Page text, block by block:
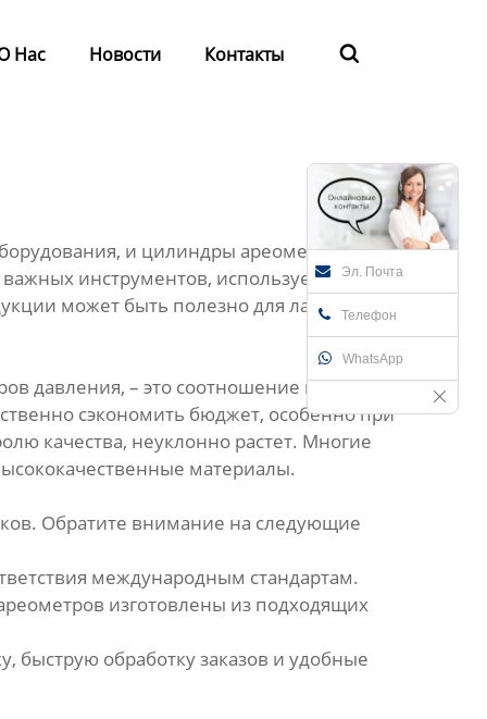
Нас Новости Контакты 
Эл. Почта
Телефон
WhatsApp
и цилиндры ареометров
инструментов, используемых для
может быть полезно для лабораторий
давления, – это соотношение цены и
сэкономить бюджет, особенно при
качества, неуклонно растет. Многие
материалы.
Обратите внимание на следующие
международным стандартам.
изготовлены из подходящих
быструю обработку заказов и удобные